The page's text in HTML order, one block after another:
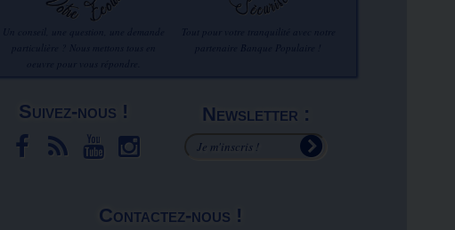
Suivez-nous ! Newsletter :
Contactez-nous !